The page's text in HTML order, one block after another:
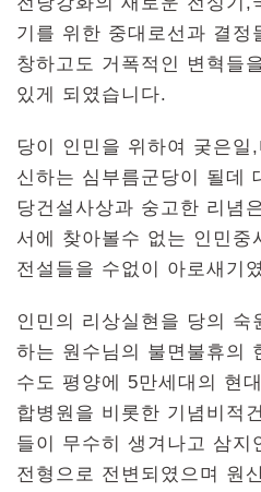
기를 위한 중대로선과 결정
창하고도 거폭적인 변혁들
있게 되였습니다.
당이 인민을 위하여 궂은일
신하는 심부름군당이 될데
당건설사상과 숭고한 리념
서에 찾아볼수 없는 인민중
전설들을 수없이 아로새기
인민의 리상실현을 당의 숙
하는 원수님의 불면불휴의
수도 평양에 5만세대의 현
합병원을 비롯한 기념비적
들이 무수히 생겨나고 삼지
전형으로 전변되였으며 원